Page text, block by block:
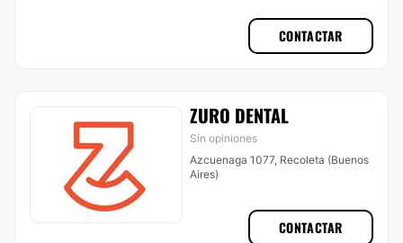
CONTACTAR
ZURO DENTAL
Sin opiniones
Azcuenaga 1077, Recoleta (Buenos
Aires)
CONTACTAR